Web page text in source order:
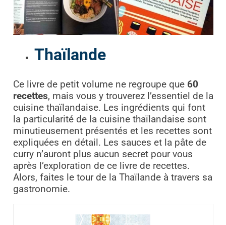
Thaïlande
Ce livre de petit volume ne regroupe que 60
recettes, mais vous y trouverez l’essentiel de la
cuisine thaïlandaise. Les ingrédients qui font
la particularité de la cuisine thaïlandaise sont
minutieusement présentés et les recettes sont
expliquées en détail. Les sauces et la pâte de
curry n’auront plus aucun secret pour vous
après l’exploration de ce livre de recettes.
Alors, faites le tour de la Thaïlande à travers sa
gastronomie.